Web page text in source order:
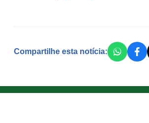
Compartilhe esta notícia: